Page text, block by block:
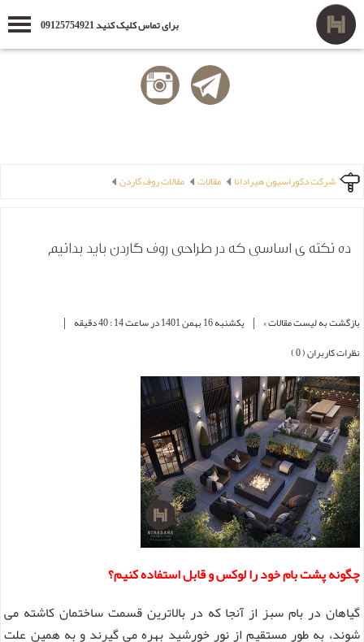
برای تماس کلیک کنید 09125754921
شرکت دکوراسیون هیرادانا مقالات مقالات روف گاردن
ده نکته ی اساسی که در طراحی روف گاردن باید بدانیم
بازگشت به لیست مقالات » | یکشنبه 16 بهمن 1401 در ساعت 14 : 40 دقیقه |
نظرات کاربران ( 0 )
چگونه پشت بام خود را لوکس و قابل استفاده کنیم؟
گیاهان در بام سبز از آنجا که در بالاترین قسمت ساختمان کاشته می
شوند، به طور مستقیم از نور خورشید بهره می گیرند و به همین علت